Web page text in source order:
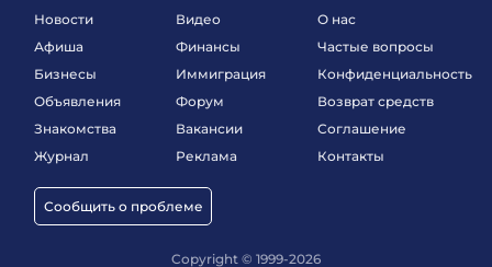
Новости
Афиша
Бизнесы
Объявления
Знакомства
Журнал
Сообщить о проблеме
Видео
Финансы
Иммиграция
Форум
Вакансии
Реклама
О нас
Частые вопросы
Конфиденциальность
Возврат средств
Соглашение
Контакты
Copyright © 1999-2026